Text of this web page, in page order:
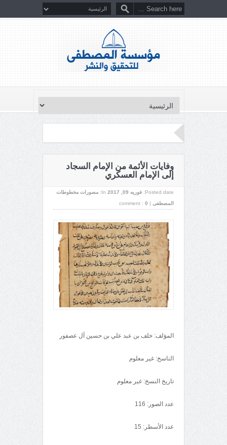
وفايات الأئمة من الإمام السجاد
إلى الإمام العسكري
Posted date: فوریه 09, 2017 In:
مصورات مخطوطات
المصطفى |
comment : 0
المؤلف: خلف بن عبد علي بن حسين آل عصفور
الناسخ: غير معلوم
تاريخ النسخ: غير معلوم
عدد الصور: 116
عدد الأسطر: 15